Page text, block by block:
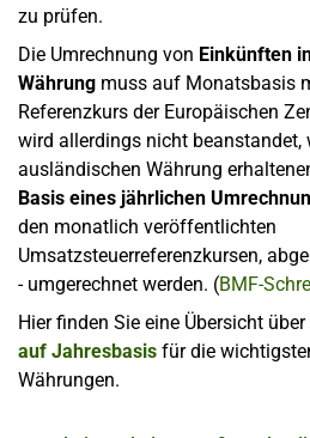
zu prüfen.
Die Umrechnung von Einkünften
Währung muss auf Monatsbasis
Referenzkurs der Europäischen
wird allerdings nicht beanstandet,
ausländischen Währung
Basis eines jährlichen
den monatlich veröffentlichten
Umsatzsteuerreferenzkursen,
- umgerechnet werden. (BMF-
Hier finden Sie eine Übersicht über
auf Jahresbasis für die
Währungen.